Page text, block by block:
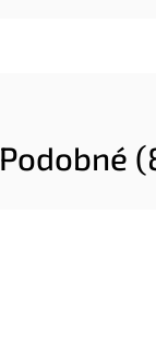
Podobné